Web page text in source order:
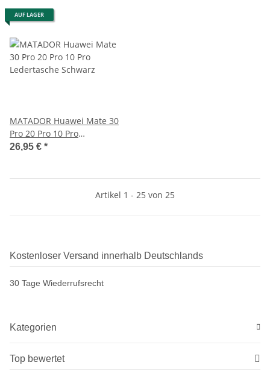
AUF LAGER
MATADOR Huawei Mate 30
Pro 20 Pro 10 Pro
Ledertasche Schwarz
26,95 € *
Artikel 1 - 25 von 25
Kostenloser Versand innerhalb Deutschlands
30 Tage Wiederrufsrecht
Kategorien
Top bewertet